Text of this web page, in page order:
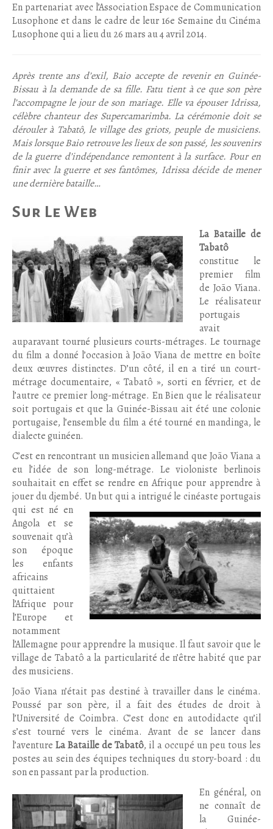
En partenariat avec l’Association Espace de Communication
Lusophone et dans le cadre de leur 16e Semaine du Cinéma
Lusophone qui a lieu du 26 mars au 4 avril 2014.
Après trente ans d’exil, Baio accepte de revenir en Guinée-
Bissau à la demande de sa fille. Fatu tient à ce que son père
l’accompagne le jour de son mariage. Elle va épouser Idrissa,
célèbre chanteur des Supercamarimba. La cérémonie doit se
dérouler à Tabatô, le village des griots, peuple de musiciens.
Mais lorsque Baio retrouve les lieux de son passé, les souvenirs
de la guerre d’indépendance remontent à la surface. Pour en
finir avec la guerre et ses fantômes, Idrissa décide de mener
une dernière bataille…
Sur Le Web
La Bataille de
Tabatô
constitue le
premier film
de João Viana.
Le réalisateur
portugais
avait
auparavant tourné plusieurs courts-métrages. Le tournage
du film a donné l’occasion à João Viana de mettre en boîte
deux œuvres distinctes. D’un côté, il en a tiré un court-
métrage documentaire, « Tabatô », sorti en février, et de
l’autre ce premier long-métrage. En Bien que le réalisateur
soit portugais et que la Guinée-Bissau ait été une colonie
portugaise, l’ensemble du film a été tourné en mandinga, le
dialecte guinéen.
C’est en rencontrant un musicien allemand que João Viana a
eu l’idée de son long-métrage. Le violoniste berlinois
souhaitait en effet se rendre en Afrique pour apprendre à
jouer du djembé. Un butqui a intrigué le cinéaste portugais
qui est né en
Angola et se
souvenait qu’à
son époque
les enfants
africains
quittaient
l’Afrique pour
l’Europe et
notamment
l’Allemagne pour apprendre la musique. Il faut savoir que le
village de Tabatô a la particularité de n’être habité que par
des musiciens.
João Viana n’était pas destiné à travailler dans le cinéma.
Poussé par son père, il a fait des études de droit à
l’Université de Coimbra. C’est donc en autodidacte qu’il
s’est tourné vers le cinéma. Avant de se lancer dans
l’aventureLa Bataille de Tabatô, il a occupé un peu tous les
postes au sein des équipes techniques du story-board : du
son en passant par la production.
En général, on
ne connaît de
la Guinée-